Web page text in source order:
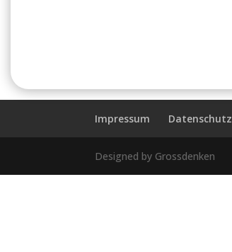
Impressum Datenschutz
Designed by Grossdenken